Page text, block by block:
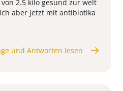
2.5 kilo gesund zur welt
aber jetzt mit antibiotika
und Antworten lesen